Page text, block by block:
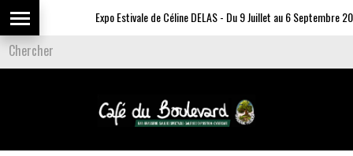
Expo Estivale de Céline DELAS - Du 9 Juillet au 6 Septembre